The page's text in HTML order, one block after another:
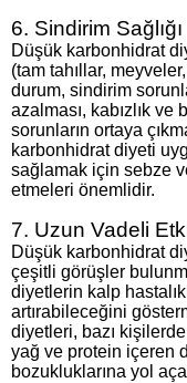
6. Sindirim Sağlığı
Düşük karbonhidrat
(tam tahıllar,
durum, sindirim
azalması, kabızlık ve
sorunların ortaya
karbonhidrat diyeti
sağlamak için sebze
etmeleri önemlidir.
7. Uzun Vadeli
Düşük karbonhidrat
çeşitli görüşler
diyetlerin kalp
artırabileceğini
diyetleri, bazı
yağ ve protein içeren
bozukluklarına yol